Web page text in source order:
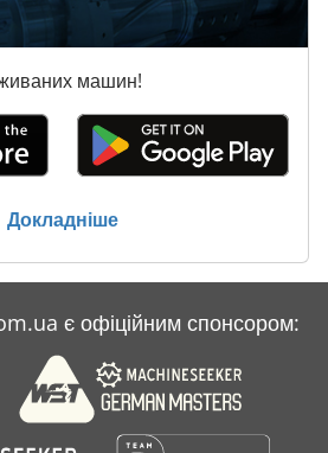
машин!
Докладніше
є офіційним спонсором: